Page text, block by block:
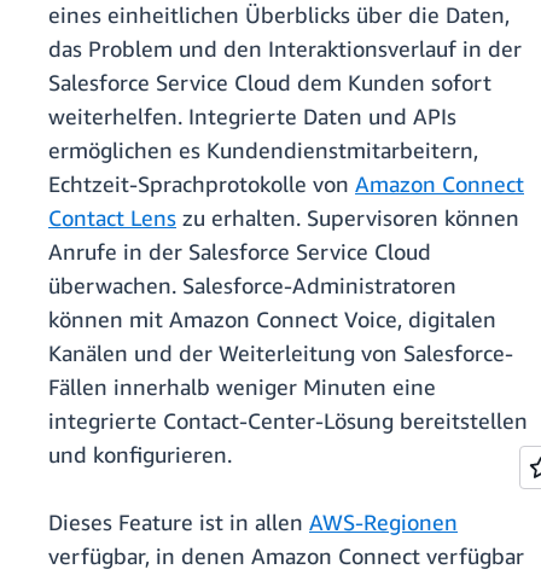
eines einheitlichen Überblicks über die Daten,
das Problem und den Interaktionsverlauf in der
Salesforce Service Cloud dem Kunden sofort
weiterhelfen. Integrierte Daten und APIs
ermöglichen es Kundendienstmitarbeitern,
Echtzeit-Sprachprotokolle von Amazon Connect
Contact Lens zu erhalten. Supervisoren können
Anrufe in der Salesforce Service Cloud
überwachen. Salesforce-Administratoren
können mit Amazon Connect Voice, digitalen
Kanälen und der Weiterleitung von Salesforce-
Fällen innerhalb weniger Minuten eine
integrierte Contact-Center-Lösung bereitstellen
und konfigurieren.
Dieses Feature ist in allen AWS-Regionen
verfügbar, in denen Amazon Connect verfügbar